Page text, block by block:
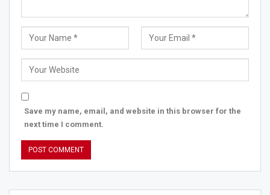
Save my name, email, and website in this browser for the
next time I comment.